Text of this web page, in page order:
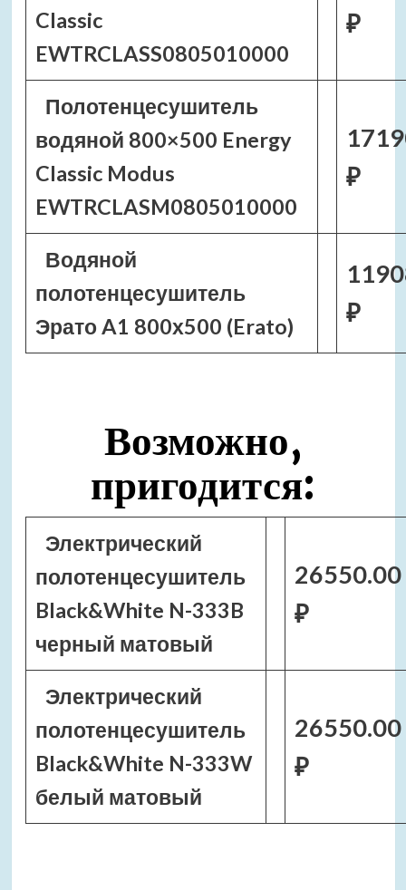
Classic
EWTRCLASS0805010000
₽
Полотенцесушитель
водяной 800×500 Energy
Classic Modus
EWTRCLASM0805010000
₽
Водяной
полотенцесушитель
Эрато A1 800х500 (Erato)
₽
Возможно,
пригодится:
Электрический
полотенцесушитель
Black&White N-333B
черный матовый
26550.00
₽
Электрический
полотенцесушитель
Black&White N-333W
белый матовый
26550.00
₽